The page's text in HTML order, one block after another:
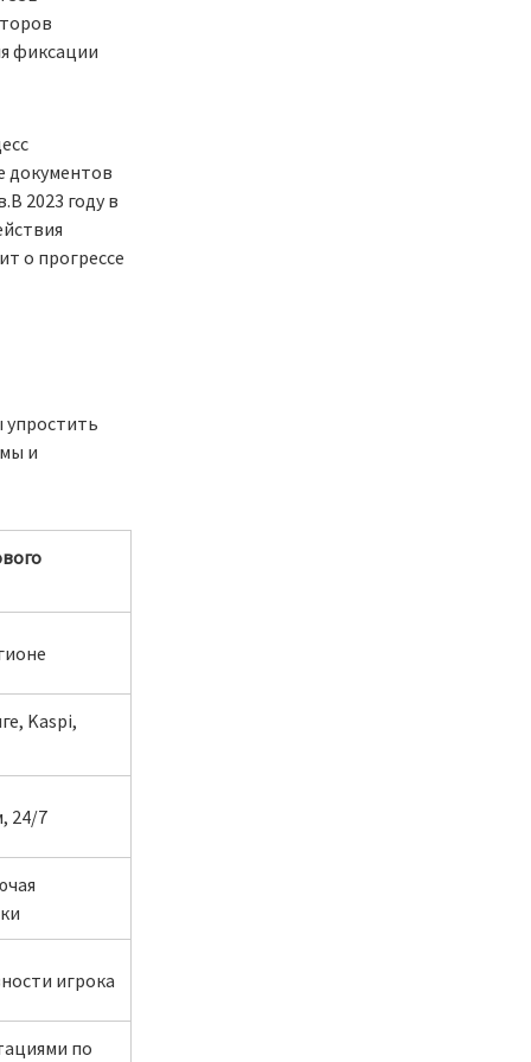
фиксации
документов
2023 году в
о прогрессе
упростить
и
Kaspi,
24/7
игрока
по